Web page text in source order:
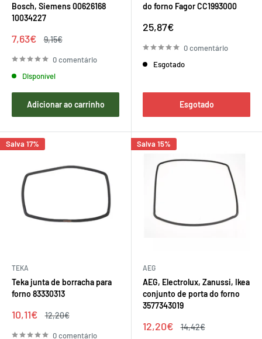
Bosch, Siemens 00626168
10034227
Preço
venda
7,63€
Preço
9,15€
0 comentário
Disponível
Adicionar ao carrinho
do forno Fagor CC1993000
Preço
venda
25,87€
0 comentário
Esgotado
Esgotado
Salva 17%
TEKA
Teka junta de borracha para
forno 83330313
Preço
venda
10,11€
Preço
12,20€
0 comentário
Salva 15%
AEG
AEG, Electrolux, Zanussi, Ikea
conjunto de porta do forno
3577343019
Preço
12,20€
Preço
14,42€